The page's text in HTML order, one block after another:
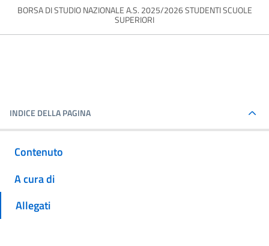
BORSA DI STUDIO NAZIONALE A.S. 2025/2026 STUDENTI SCUOLE
SUPERIORI
INDICE DELLA PAGINA
Contenuto
A cura di
Allegati